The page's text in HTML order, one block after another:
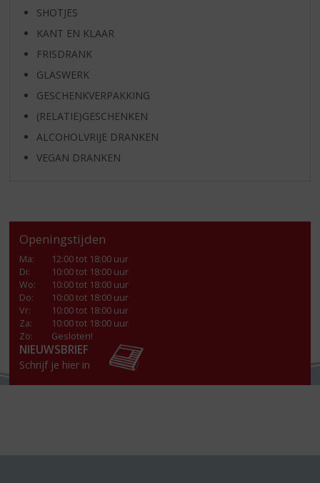
SHOTJES
KANT EN KLAAR
FRISDRANK
GLASWERK
GESCHENKVERPAKKING
(RELATIE)GESCHENKEN
ALCOHOLVRIJE DRANKEN
VEGAN DRANKEN
Openingstijden
Ma:
12:00 tot 18:00 uur
Di:
10:00 tot 18:00 uur
Wo:
10:00 tot 18:00 uur
Do:
10:00 tot 18:00 uur
Vr:
10:00 tot 18:00 uur
Za:
10:00 tot 18:00 uur
Zo:
Gesloten!
NIEUWSBRIEF
Schrijf je hier in